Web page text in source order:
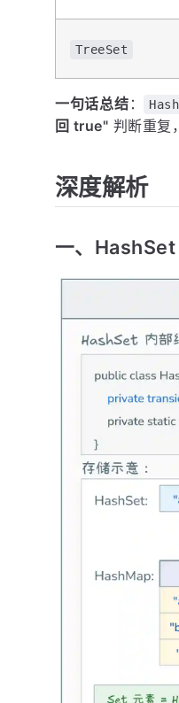
TreeSet
一句话总结 ：
回 true" 判断重复
深度解析
一、HashSet